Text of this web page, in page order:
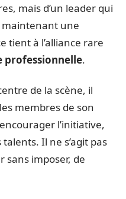
mais d’un leader qui
maintenant une
tient à l’alliance rare
professionnelle.
de la scène, il
membres de son
l’initiative,
Il ne s’agit pas
sans imposer, de